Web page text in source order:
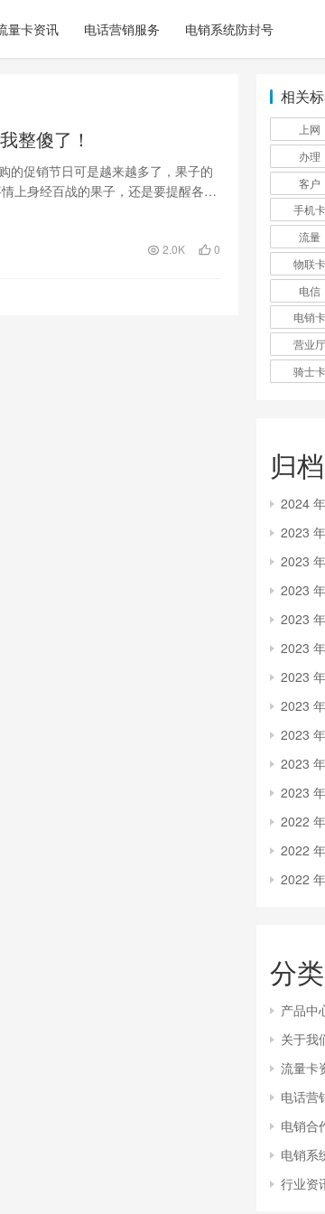
量卡资讯 电话营销服务 电销系统防封号
整傻了！
促销节日可是越来越多了，果子的
上身经百战的果子，还是要提醒各位
2.0K 0
相关
上网
办理
客户
手机卡
流量
物联卡
电信
电销卡
营业厅
骑士卡
归档
2024
2023
2023
2023
2023
2023
2023
2023
2023
2023
2023
2022
2022
2022
分类
产品中
关于我
流量卡
电话营
电销合
电销系
行业资